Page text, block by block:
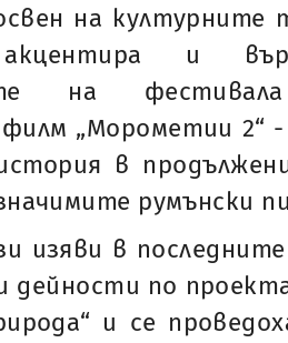
на културните
и
на
филм „Морометии 2“
в
румънски
изяви в
дейности по
и се